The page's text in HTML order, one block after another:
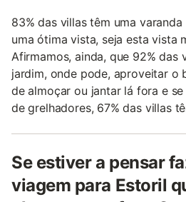
83% das villas têm uma
uma ótima vista, seja esta vista
Afirmamos, ainda, que 92% das
jardim, onde pode, aproveitar o
de almoçar ou jantar lá fora e
de grelhadores, 67% das villas
Se estiver a pensar
viagem para Estoril